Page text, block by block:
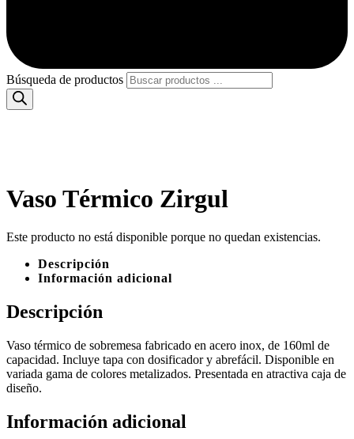
Búsqueda de productos
Vaso Térmico Zirgul
Este producto no está disponible porque no quedan existencias.
Descripción
Información adicional
Descripción
Vaso térmico de sobremesa fabricado en acero inox, de 160ml de
capacidad. Incluye tapa con dosificador y abrefácil. Disponible en
variada gama de colores metalizados. Presentada en atractiva caja de
diseño.
Información adicional